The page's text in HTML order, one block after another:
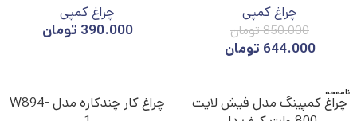
چراغ کمپی
850.000تومان
644.000 تومان
چراغ کمپی
390.000 تومان
ناموجو
د
چراغ کمپینگ مدل فیش لایت
چراغ کار چندکاره مدل W894-